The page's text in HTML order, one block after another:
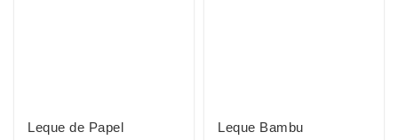
Leque de Papel Leque Bambu